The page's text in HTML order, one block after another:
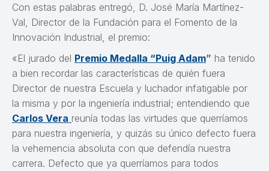
Con estas palabras entregó, D. José María Martínez-
Val, Director de la Fundación para el Fomento de la
Innovación Industrial, el premio:
«El jurado del Premio Medalla “Puig Adam” ha tenido
a bien recordar las características de quién fuera
Director de nuestra Escuela y luchador infatigable por
la misma y por la ingeniería industrial; entendiendo que
Carlos Vera reunía todas las virtudes que querríamos
para nuestra ingeniería, y quizás su único defecto fuera
la vehemencia absoluta con que defendía nuestra
carrera. Defecto que ya querríamos para todos